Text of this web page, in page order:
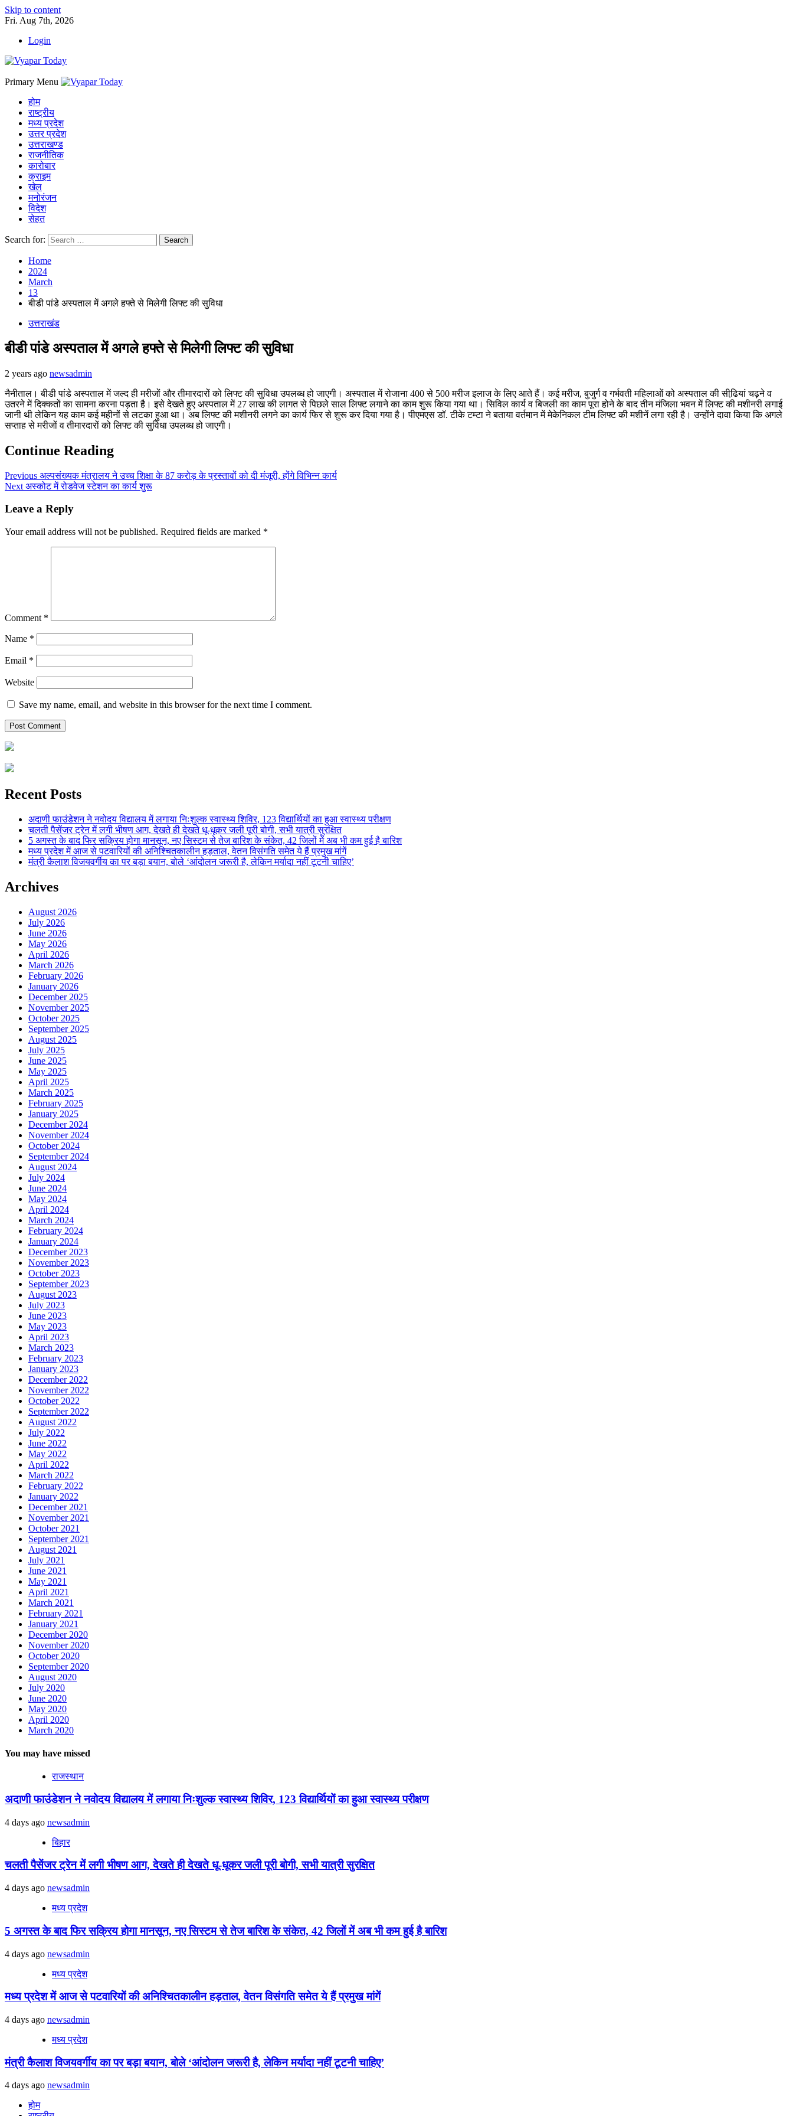
Skip to content
Fri. Aug 7th, 2026
Login
Primary Menu
होम
राष्ट्रीय
मध्य प्रदेश
उत्तर प्रदेश
उत्तराखण्ड
राजनीतिक
कारोबार
क्राइम
खेल
मनोरंजन
विदेश
सेहत
Search for:
Home
2024
March
13
बीडी पांडे अस्पताल में अगले हफ्ते से मिलेगी लिफ्ट की सुविधा
उत्तराखंड
बीडी पांडे अस्पताल में अगले हफ्ते से मिलेगी लिफ्ट की सुविधा
2 years ago newsadmin
नैनीताल। बीडी पांडे अस्पताल में जल्द ही मरीजों और तीमारदारों को लिफ्ट की सुविधा उपलब्ध हो जाएगी। अस्पताल में रोजाना 400 से 500 मरीज इलाज के लिए आते हैं। कई मरीज, बुजुर्ग व गर्भवती महिलाओं को अस्पताल की सीढि़यां चढ़ने व
उतरने में दिक्कतों का सामना करना पड़ता है। इसे देखते हुए अस्पताल में 27 लाख की लागत से पिछले साल लिफ्ट लगाने का काम शुरू किया गया था। सिविल कार्य व बिजली का काम पूरा होने के बाद तीन मंजिला भवन में लिफ्ट की मशीनरी लगाई
जानी थी लेकिन यह काम कई महीनों से लटका हुआ था। अब लिफ्ट की मशीनरी लगने का कार्य फिर से शुरू कर दिया गया है। पीएमएस डॉ. टीके टम्टा ने बताया वर्तमान में मेकेनिकल टीम लिफ्ट की मशीनें लगा रही है। उन्होंने दावा किया कि अगले
सप्ताह से मरीजों व तीमारदारों को लिफ्ट की सुविधा उपलब्ध हो जाएगी।
Continue Reading
Previous अल्पसंख्यक मंत्रालय ने उच्च शिक्षा के 87 करोड़ के प्रस्तावों को दी मंजूरी, होंगे विभिन्न कार्य
Next अस्कोट में रोडवेज स्टेशन का कार्य शुरू
Leave a Reply
Your email address will not be published. Required fields are marked *
Comment *
Name *
Email *
Website
Save my name, email, and website in this browser for the next time I comment.
Recent Posts
अदाणी फाउंडेशन ने नवोदय विद्यालय में लगाया निःशुल्क स्वास्थ्य शिविर, 123 विद्यार्थियों का हुआ स्वास्थ्य परीक्षण
चलती पैसेंजर ट्रेन में लगी भीषण आग, देखते ही देखते धू-धूकर जली पूरी बोगी, सभी यात्री सुरक्षित
5 अगस्त के बाद फिर सक्रिय होगा मानसून, नए सिस्टम से तेज बारिश के संकेत, 42 जिलों में अब भी कम हुई है बारिश
मध्य प्रदेश में आज से पटवारियों की अनिश्चितकालीन हड़ताल, वेतन विसंगति समेत ये हैं प्रमुख मांगें
मंत्री कैलाश विजयवर्गीय का पर बड़ा बयान, बोले ‘आंदोलन जरूरी है, लेकिन मर्यादा नहीं टूटनी चाहिए’
Archives
August 2026
July 2026
June 2026
May 2026
April 2026
March 2026
February 2026
January 2026
December 2025
November 2025
October 2025
September 2025
August 2025
July 2025
June 2025
May 2025
April 2025
March 2025
February 2025
January 2025
December 2024
November 2024
October 2024
September 2024
August 2024
July 2024
June 2024
May 2024
April 2024
March 2024
February 2024
January 2024
December 2023
November 2023
October 2023
September 2023
August 2023
July 2023
June 2023
May 2023
April 2023
March 2023
February 2023
January 2023
December 2022
November 2022
October 2022
September 2022
August 2022
July 2022
June 2022
May 2022
April 2022
March 2022
February 2022
January 2022
December 2021
November 2021
October 2021
September 2021
August 2021
July 2021
June 2021
May 2021
April 2021
March 2021
February 2021
January 2021
December 2020
November 2020
October 2020
September 2020
August 2020
July 2020
June 2020
May 2020
April 2020
March 2020
You may have missed
राजस्थान
अदाणी फाउंडेशन ने नवोदय विद्यालय में लगाया निःशुल्क स्वास्थ्य शिविर, 123 विद्यार्थियों का हुआ स्वास्थ्य परीक्षण
4 days ago newsadmin
बिहार
चलती पैसेंजर ट्रेन में लगी भीषण आग, देखते ही देखते धू-धूकर जली पूरी बोगी, सभी यात्री सुरक्षित
4 days ago newsadmin
मध्य प्रदेश
5 अगस्त के बाद फिर सक्रिय होगा मानसून, नए सिस्टम से तेज बारिश के संकेत, 42 जिलों में अब भी कम हुई है बारिश
4 days ago newsadmin
मध्य प्रदेश
मध्य प्रदेश में आज से पटवारियों की अनिश्चितकालीन हड़ताल, वेतन विसंगति समेत ये हैं प्रमुख मांगें
4 days ago newsadmin
मध्य प्रदेश
मंत्री कैलाश विजयवर्गीय का पर बड़ा बयान, बोले ‘आंदोलन जरूरी है, लेकिन मर्यादा नहीं टूटनी चाहिए’
4 days ago newsadmin
होम